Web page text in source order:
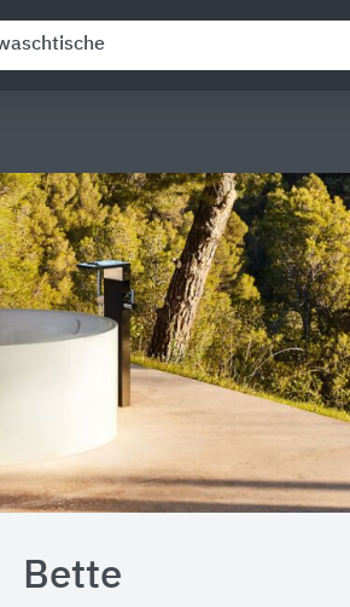
Bette